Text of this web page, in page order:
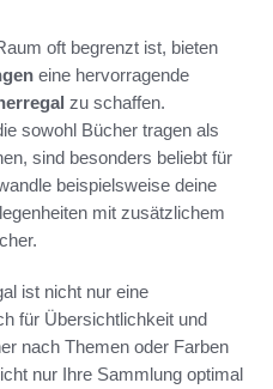
oft begrenzt ist, bieten
eine hervorragende
zu schaffen.
sowohl Bücher tragen als
sind besonders beliebt für
beispielsweise deine
mit zusätzlichem
ist nicht nur eine
für Übersichtlichkeit und
nach Themen oder Farben
nur Ihre Sammlung optimal